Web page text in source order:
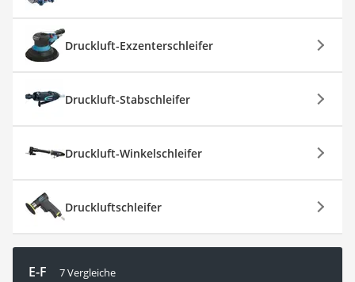
Druckluft-Exzenterschleifer
Druckluft-Stabschleifer
Druckluft-Winkelschleifer
Druckluftschleifer
E-F 7 Vergleiche